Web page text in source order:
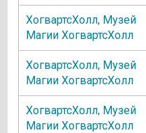
ХогвартсХолл, Музей
Магии ХогвартсХолл
ХогвартсХолл, Музей
Магии ХогвартсХолл
ХогвартсХолл, Музей
Магии ХогвартсХолл